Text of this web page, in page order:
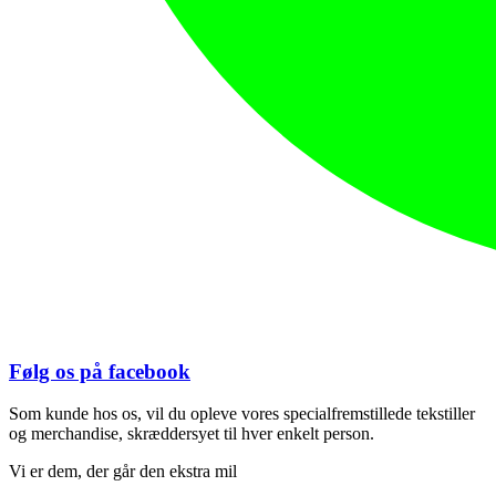
Følg os på facebook
Som kunde hos os, vil du opleve vores specialfremstillede tekstiller
og merchandise, skræddersyet til hver enkelt person.
Vi er dem, der går den ekstra mil